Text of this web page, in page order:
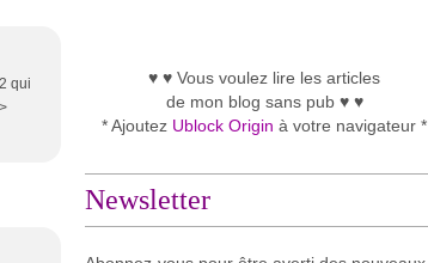
qui
♥ ♥ Vous voulez lire les articles
de mon blog sans pub ♥ ♥
* Ajoutez Ublock Origin à votre navigateur *
Newsletter